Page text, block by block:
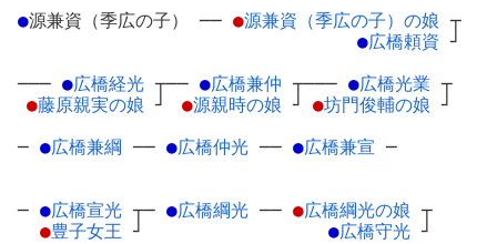
●源兼資（季広の子） ── ●源兼資（季広の子）の娘 ┬
●広橋頼資 ┘
─── ●広橋経光 ┬
●藤原親実の娘 ┘
── ●広橋兼仲 ┬
●源親時の娘 ┘
─── ●広橋光業 ┬
●坊門俊輔の娘 ┘
─ ●広橋兼綱 ── ●広橋仲光 ── ●広橋兼宣 ─
─ ●広橋宣光 ┬
●豊子女王 ┘
─ ●広橋綱光 ── ●広橋綱光の娘 ┬
●広橋守光 ┘